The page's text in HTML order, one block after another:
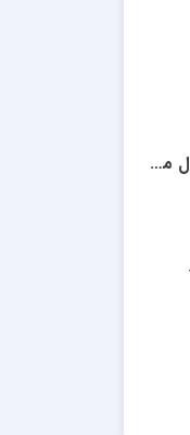
یادگیری کامپیوتر چقدر طول میکشد؟